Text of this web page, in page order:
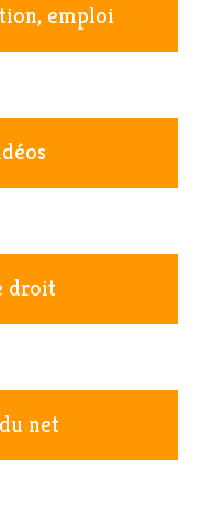
emploi
droit
net